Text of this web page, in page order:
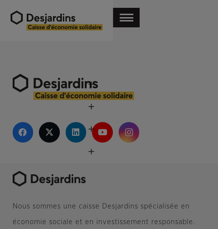
Nous sommes une caisse Desjardins spécialisée en
économie sociale et en investissement responsable.